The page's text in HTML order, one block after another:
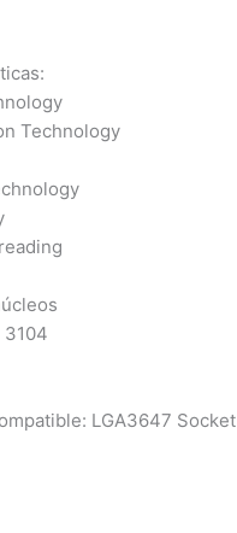
Technology
3104
LGA3647 Socket